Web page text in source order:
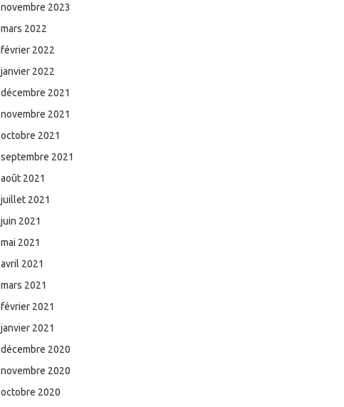
novembre 2023
mars 2022
février 2022
janvier 2022
décembre 2021
novembre 2021
octobre 2021
septembre 2021
août 2021
juillet 2021
juin 2021
mai 2021
avril 2021
mars 2021
février 2021
janvier 2021
décembre 2020
novembre 2020
octobre 2020